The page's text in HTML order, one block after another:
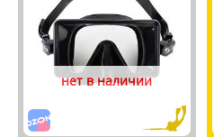
нет в наличии